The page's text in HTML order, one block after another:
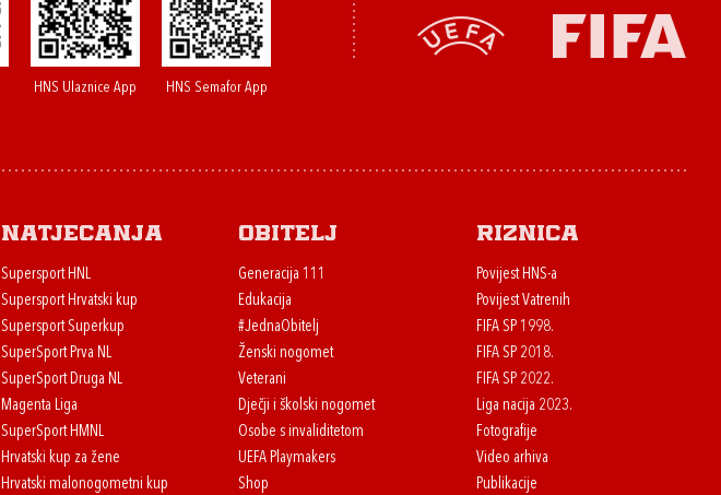
HNS Ulaznice App HNS Semafor App
Natjecanja
Supersport HNL
Supersport Hrvatski kup
Supersport Superkup
SuperSport Prva NL
SuperSport Druga NL
Magenta Liga
SuperSport HMNL
Hrvatski kup za žene
Hrvatski malonogometni kup
Obitelj
Generacija 111
Edukacija
#JednaObitelj
Ženski nogomet
Veterani
Dječji i školski nogomet
Osobe s invaliditetom
UEFA Playmakers
Shop
Riznica
Povijest HNS-a
Povijest Vatrenih
FIFA SP 1998.
FIFA SP 2018.
FIFA SP 2022.
Liga nacija 2023.
Fotografije
Video arhiva
Publikacije